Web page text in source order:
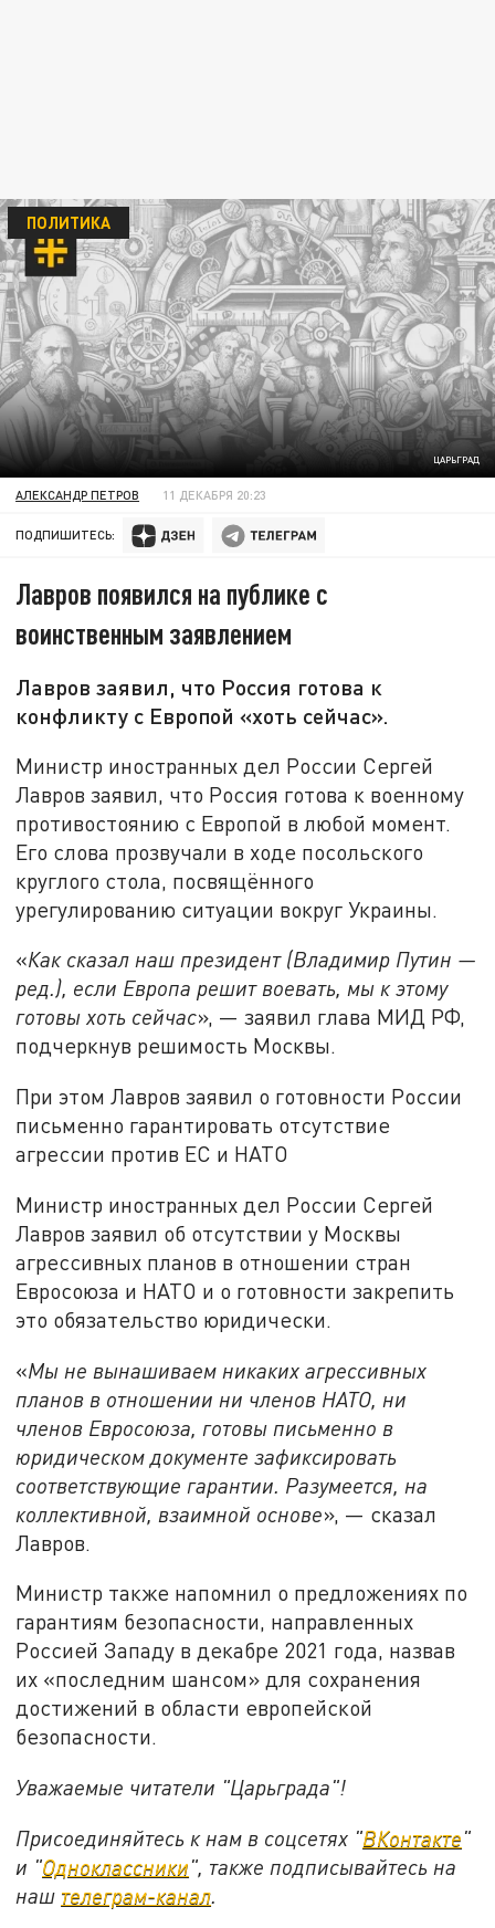
ЦАРЬГРАД
ПОЛИТИКА
АЛЕКСАНДР ПЕТРОВ 11 ДЕКАБРЯ 20:23
ПОДПИШИТЕСЬ:
Лавров появился на публике с
воинственным заявлением
Лавров заявил, что Россия готова к
конфликту с Европой «хоть сейчас».
Министр иностранных дел России Сергей
Лавров заявил, что Россия готова к военному
противостоянию с Европой в любой момент.
Его слова прозвучали в ходе посольского
круглого стола, посвящённого
урегулированию ситуации вокруг Украины.
«Как сказал наш президент (Владимир Путин —
ред.), если Европа решит воевать, мы к этому
готовы хоть сейчас», — заявил глава МИД РФ,
подчеркнув решимость Москвы.
При этом Лавров заявил о готовности России
письменно гарантировать отсутствие
агрессии против ЕС и НАТО
Министр иностранных дел России Сергей
Лавров заявил об отсутствии у Москвы
агрессивных планов в отношении стран
Евросоюза и НАТО и о готовности закрепить
это обязательство юридически.
«Мы не вынашиваем никаких агрессивных
планов в отношении ни членов НАТО, ни
членов Евросоюза, готовы письменно в
юридическом документе зафиксировать
соответствующие гарантии. Разумеется, на
коллективной, взаимной основе», — сказал
Лавров.
Министр также напомнил о предложениях по
гарантиям безопасности, направленных
Россией Западу в декабре 2021 года, назвав
их «последним шансом» для сохранения
достижений в области европейской
безопасности.
Уважаемые читатели "Царьграда"!
Присоединяйтесь к нам в соцсетях "ВКонтакте"
и "Одноклассники", также подписывайтесь на
наш телеграм-канал